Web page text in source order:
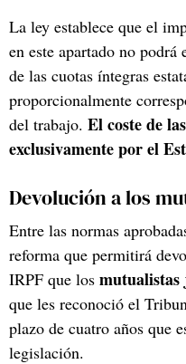
La ley establece que el
en este apartado no podrá
de las cuotas íntegras
proporcionalmente
del trabajo. El coste de
exclusivamente por el
Devolución a los
Entre las normas
reforma que permitirá
IRPF que los mutualistas
que les reconoció el
plazo de cuatro años que
legislación.